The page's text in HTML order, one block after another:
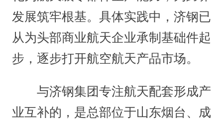
发展筑牢根基。具体实践中，济钢已
从为头部商业航天企业承制基础件起
步，逐步打开航空航天产品市场。
与济钢集团专注航天配套形成产
业互补的，是总部位于山东烟台、成